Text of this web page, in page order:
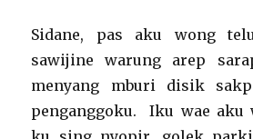
Sidane, pas aku wong
sawijine warung arep
menyang mburi disik
penganggoku. Iku wae aku